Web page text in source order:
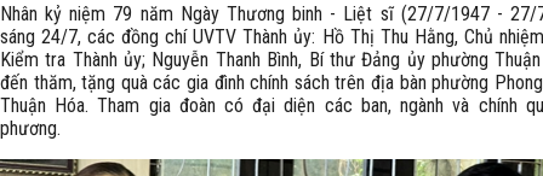
Nhân kỷ niệm 79 năm Ngày Thương binh - Liệt sĩ (27/7/1947 - 27/
sáng 24/7, các đồng chí UVTV Thành ủy: Hồ Thị Thu Hằng, Chủ
Kiểm tra Thành ủy; Nguyễn Thanh Bình, Bí thư Đảng ủy phường
đến thăm, tặng quà các gia đình chính sách trên địa bàn phường
Thuận Hóa. Tham gia đoàn có đại diện các ban, ngành và chính
phương.